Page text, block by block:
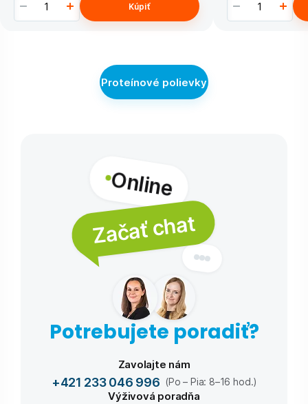
Kúpiť
Proteínové polievky
Online
Začať chat
Potrebujete poradiť?
Zavolajte nám
+421 233 046 996 (Po – Pia: 8–16 hod.)
Výživová poradňa